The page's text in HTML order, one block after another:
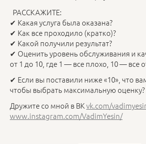
РАССКАЖИТЕ:
✔ Какая услуга была оказана?
✔ Как все проходило (кратко)?
✔ Какой получили результат?
✔ Оценить уровень обслуживания и
от 1 до 10, где 1 — все плохо, 10 — все
✔ Если вы поставили ниже «10», что
чтобы выбрать максимальную оценку?
Дружите со мной в ВКvk.com/
www.instagram.com/VadimYesin/